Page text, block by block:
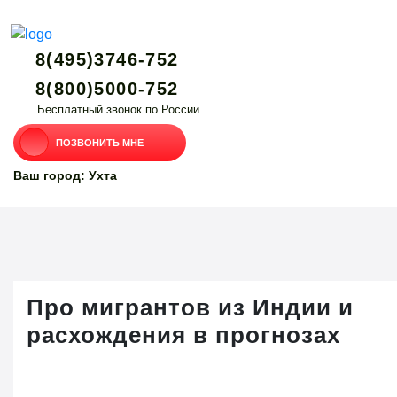
8(495)3746-752
8(800)5000-752
Бесплатный звонок по России
ПОЗВОНИТЬ МНЕ
Ваш город: Ухта
Про мигрантов из Индии и
расхождения в прогнозах